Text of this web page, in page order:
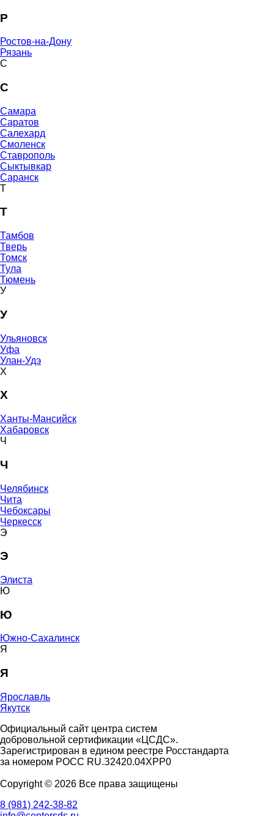
Р
Ростов-на-Дону
Рязань
С
С
Самара
Саратов
Салехард
Смоленск
Ставрополь
Сыктывкар
Саранск
Т
Т
Тамбов
Тверь
Томск
Тула
Тюмень
У
У
Ульяновск
Уфа
Улан-Удэ
Х
Х
Ханты-Мансийск
Хабаровск
Ч
Ч
Челябинск
Чита
Чебоксары
Черкесск
Э
Э
Элиста
Ю
Ю
Южно-Сахалинск
Я
Я
Ярославль
Якутск
Официальный сайт центра систем
добровольной сертификации «ЦСДС».
Зарегистрирован в едином реестре Росстандарта
за номером РОСС RU.З2420.04ХРР0
Copyright © 2026 Все права защищены
8 (981) 242-38-82